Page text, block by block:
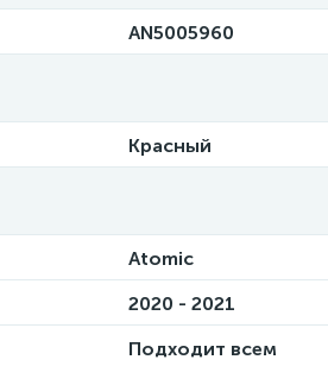
AN5005960
Красный
Atomic
2020 - 2021
Подходит всем